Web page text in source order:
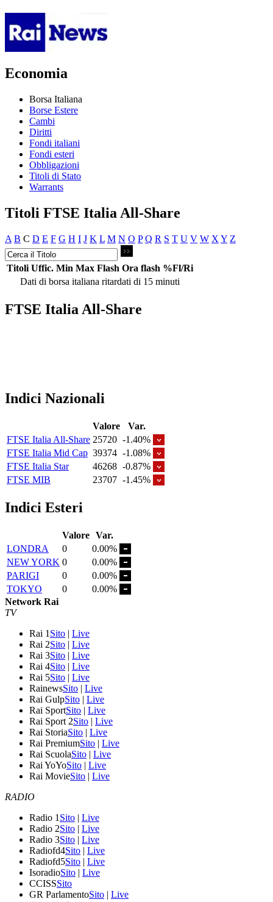
Economia
Borsa Italiana
Borse Estere
Cambi
Diritti
Fondi italiani
Fondi esteri
Obbligazioni
Titoli di Stato
Warrants
Titoli FTSE Italia All-Share
A B C D E F G H I J K L M N O P Q R S T U V W X Y Z
Titoli Uffic. Min Max Flash Ora flash %Fl/Ri
Dati di borsa italiana ritardati di 15 minuti
FTSE Italia All-Share
Indici Nazionali
Valore
Var.
FTSE Italia All-Share 25720 -1.40%
FTSE Italia Mid Cap 39374 -1.08%
FTSE Italia Star
46268 -0.87%
FTSE MIB
23707 -1.45%
Indici Esteri
Valore Var.
LONDRA
0
0.00%
NEW YORK 0
0.00%
PARIGI
0
0.00%
TOKYO
0
0.00%
Network Rai
TV
Rai 1 Sito | Live
Rai 2Sito | Live
Rai 3Sito | Live
Rai 4Sito | Live
Rai 5Sito | Live
RainewsSito | Live
Rai GulpSito | Live
Rai SportSito | Live
Rai Sport 2Sito | Live
Rai StoriaSito | Live
Rai PremiumSito | Live
Rai ScuolaSito | Live
Rai YoYoSito | Live
Rai MovieSito | Live
RADIO
Radio 1 Sito | Live
Radio 2Sito | Live
Radio 3Sito | Live
Radiofd4Sito | Live
Radiofd5Sito | Live
IsoradioSito | Live
CCISSSito
GR ParlamentoSito | Live